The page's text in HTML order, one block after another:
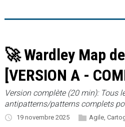
🚀 Wardley Map
[VERSION A -
Version complète (20 min): Tous
antipatterns/patterns complets
19 novembre 2025 Agile